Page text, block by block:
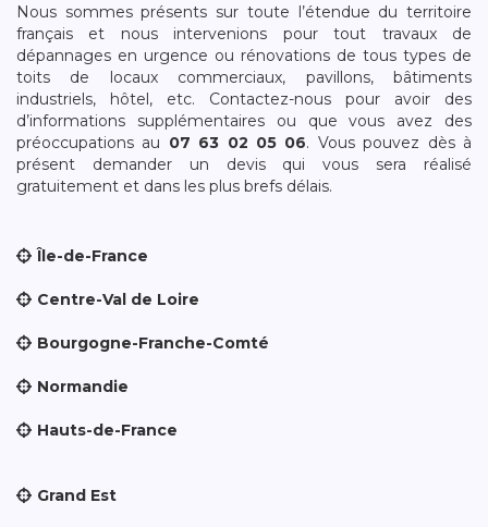
Nous sommes présents sur toute l’étendue du territoire
français et nous intervenions pour tout travaux de
dépannages en urgence ou rénovations de tous types de
toits de locaux commerciaux, pavillons, bâtiments
industriels, hôtel, etc. Contactez-nous pour avoir des
d’informations supplémentaires ou que vous avez des
préoccupations au 07 63 02 05 06. Vous pouvez dès à
présent demander un devis qui vous sera réalisé
gratuitement et dans les plus brefs délais.
Île-de-France
Centre-Val de Loire
Bourgogne-Franche-Comté
Normandie
Hauts-de-France
Grand Est